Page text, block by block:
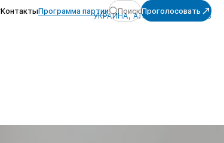
КонтактыПрограмма партии ПоискПроголосовать
УКРАИНА, АЛЕКСЕЙ ЖУРАВЛЁВ